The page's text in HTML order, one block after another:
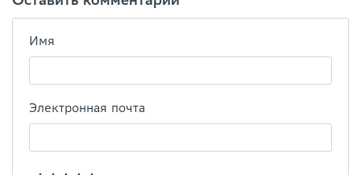
Имя
Электронная почта